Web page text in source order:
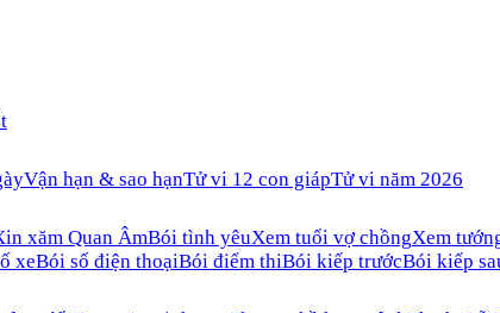
Vận hạn & sao hạnTử vi 12 con giápTử vi năm 2026
xăm Quan ÂmBói tình yêuXem tuổi vợ chồngXem
xeBói số điện thoạiBói điểm thiBói kiếp trướcBói kiếp